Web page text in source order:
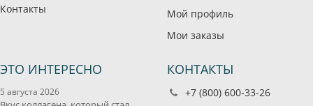
Контакты
Мой профиль
Мои заказы
ЭТО ИНТЕРЕСНО
5 августа 2026
КОНТАКТЫ
+7 (800) 600-33-26